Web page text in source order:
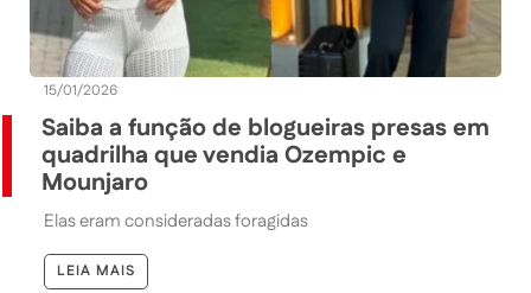
15/01/2026
Saiba a função de blogueiras presas em
quadrilha que vendia Ozempic e
Mounjaro
Elas eram consideradas foragidas
LEIA MAIS